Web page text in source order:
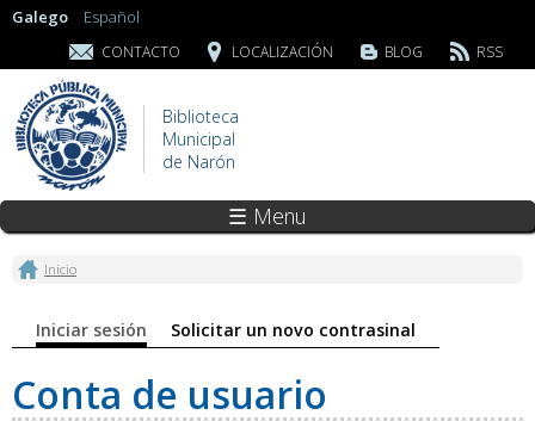
Galego Español
CONTACTO LOCALIZACIÓN BLOG RSS
Biblioteca
Municipal
de Narón
☰ Menu
Vostede está aquí
Inicio
Pestanas principais
Iniciar sesión (solapa activa)
Solicitar un novo contrasinal
Conta de usuario